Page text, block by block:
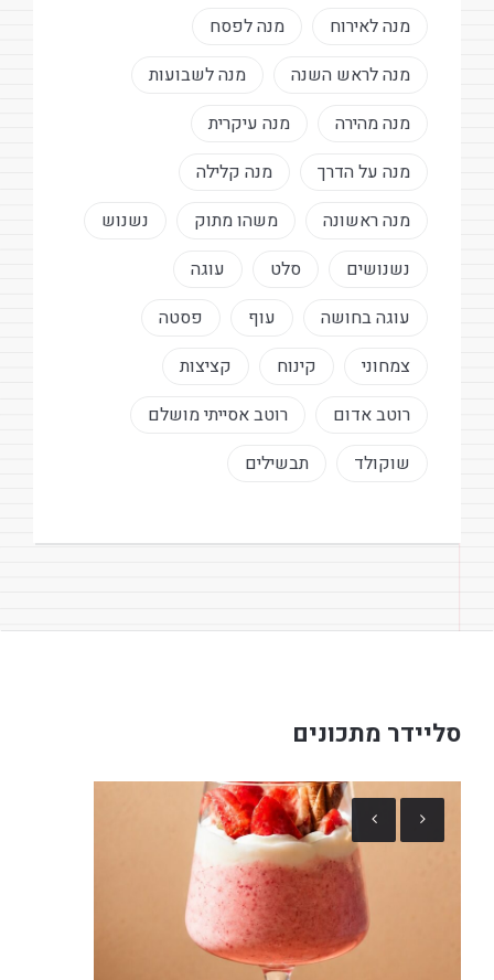
מנה לאירוח
מנה לפסח
מנה לראש השנה
מנה לשבועות
מנה מהירה
מנה עיקרית
מנה על הדרך
מנה קלילה
מנה ראשונה
משהו מתוק
נשנוש
נשנושים
סלט
עוגה
עוגה בחושה
עוף
פסטה
צמחוני
קינוח
קציצות
רוטב אדום
רוטב אסייתי מושלם
שוקולד
תבשילים
סליידר מתכונים